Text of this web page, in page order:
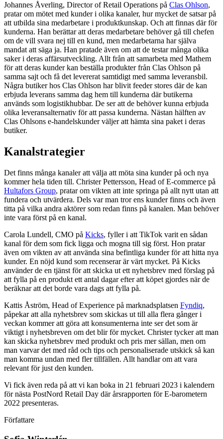
Johannes Åverling, Director of Retail Operations på Clas Ohlson,
pratar om mötet med kunder i olika kanaler, hur mycket de satsar på
att utbilda sina medarbetare i produktkunskap. Och att finnas där för
kunderna. Han berättar att deras medarbetare behöver gå till chefen
om de vill svara nej till en kund, men medarbetarna har själva
mandat att säga ja. Han pratade även om att de testar många olika
saker i deras affärsutveckling. Allt från att samarbeta med Mathem
för att deras kunder kan beställa produkter från Clas Ohlson på
samma sajt och få det levererat samtidigt med samma leveransbil.
Några butiker hos Clas Ohlson har blivit feeder stores där de kan
erbjuda leverans samma dag hem till kunderna där butikerna
används som logistikhubbar. De ser att de behöver kunna erbjuda
olika leveransalternativ för att passa kunderna. Nästan hälften av
Clas Ohlsons e-handelskunder väljer att hämta sina paket i deras
butiker.
Kanalstrategier
Det finns många kanaler att välja att möta sina kunder på och nya
kommer hela tiden till. Christer Pettersson, Head of E-commerce på
Hultafors Group, pratar om vikten att inte springa på allt nytt utan att
fundera och utvärdera. Dels var man tror ens kunder finns och även
titta på vilka andra aktörer som redan finns på kanalen. Man behöver
inte vara först på en kanal.
Carola Lundell, CMO på Kicks, fyller i att TikTok varit en sådan
kanal för dem som fick ligga och mogna till sig först. Hon pratar
även om vikten av att använda sina befintliga kunder för att hitta nya
kunder. En nöjd kund som recenserar är värt mycket. På Kicks
använder de en tjänst för att skicka ut ett nyhetsbrev med förslag på
att fylla på en produkt ett antal dagar efter att köpet gjordes när de
beräknar att det borde vara dags att fylla på.
Kattis Åström, Head of Experience på marknadsplatsen Fyndiq,
påpekar att alla nyhetsbrev som skickas ut till alla flera gånger i
veckan kommer att göra att konsumenterna inte ser det som är
viktigt i nyhetsbreven om det blir för mycket. Christer tycker att man
kan skicka nyhetsbrev med produkt och pris mer sällan, men om
man varvar det med råd och tips och personaliserade utskick så kan
man komma undan med fler tillfällen. Allt handlar om att vara
relevant för just den kunden.
Vi fick även reda på att vi kan boka in 21 februari 2023 i kalendern
för nästa PostNord Retail Day där årsrapporten för E-barometern
2022 presenteras.
Författare